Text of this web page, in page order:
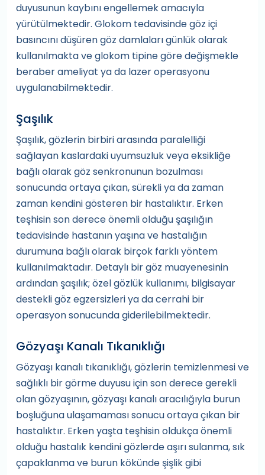
duyusunun kaybını engellemek amacıyla
yürütülmektedir. Glokom tedavisinde göz içi
basıncını düşüren göz damlaları günlük olarak
kullanılmakta ve glokom tipine göre değişmekle
beraber ameliyat ya da lazer operasyonu
uygulanabilmektedir.
Şaşılık
Şaşılık, gözlerin birbiri arasında paralelliği
sağlayan kaslardaki uyumsuzluk veya eksikliğe
bağlı olarak göz senkronunun bozulması
sonucunda ortaya çıkan, sürekli ya da zaman
zaman kendini gösteren bir hastalıktır. Erken
teşhisin son derece önemli olduğu şaşılığın
tedavisinde hastanın yaşına ve hastalığın
durumuna bağlı olarak birçok farklı yöntem
kullanılmaktadır. Detaylı bir göz muayenesinin
ardından şaşılık; özel gözlük kullanımı, bilgisayar
destekli göz egzersizleri ya da cerrahi bir
operasyon sonucunda giderilebilmektedir.
Gözyaşı Kanalı Tıkanıklığı
Gözyaşı kanalı tıkanıklığı, gözlerin temizlenmesi ve
sağlıklı bir görme duyusu için son derece gerekli
olan gözyaşının, gözyaşı kanalı aracılığıyla burun
boşluğuna ulaşamaması sonucu ortaya çıkan bir
hastalıktır. Erken yaşta teşhisin oldukça önemli
olduğu hastalık kendini gözlerde aşırı sulanma, sık
çapaklanma ve burun kökünde şişlik gibi